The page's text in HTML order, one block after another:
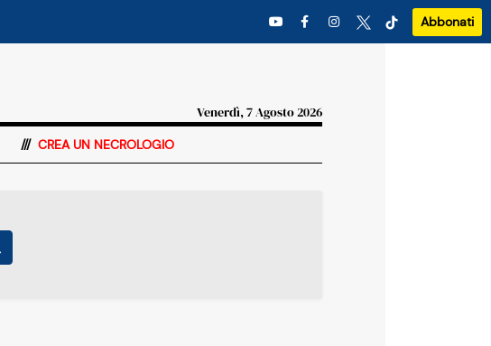
Abbonati
Venerdì, 7 Agosto 2026
CREA UN NECROLOGIO